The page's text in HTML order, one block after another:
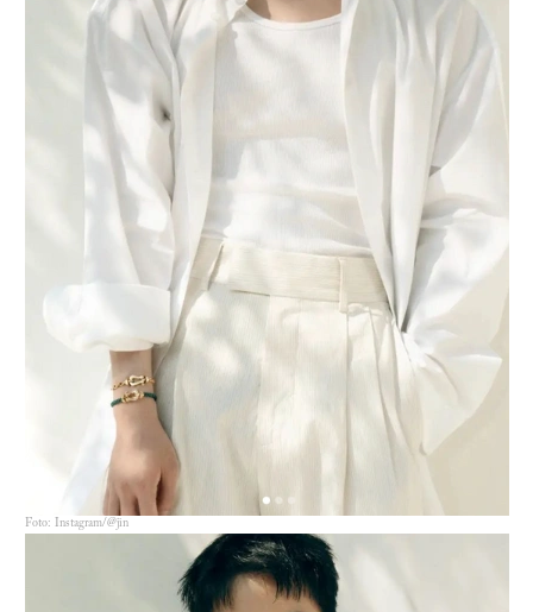
Foto: Instagram/@jin